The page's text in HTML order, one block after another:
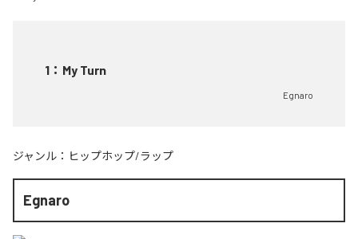
1 ： My Turn
Egnaro
ジャンル： ヒップホップ/ラップ
Egnaro